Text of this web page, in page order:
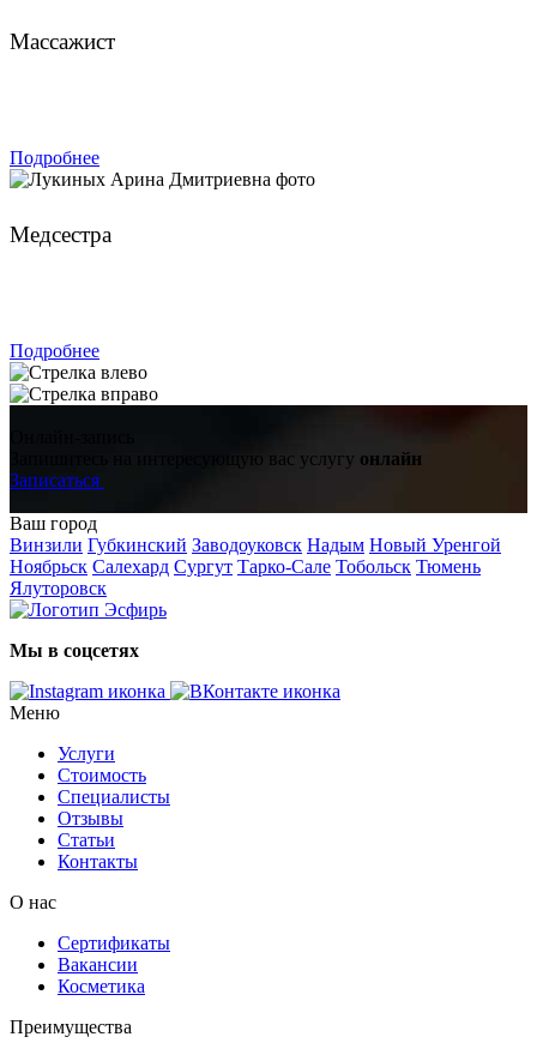
Массажист
Подробнее
Медсестра
Подробнее
Запишитесь на интересующую вас услугу онлайн
Записаться
Ваш город
Винзили Губкинский Заводоуковск Надым Новый Уренгой
Ноябрьск Салехард Сургут Тарко-Сале Тобольск Тюмень
Ялуторовск
Мы в соцсетях
Меню
Услуги
Стоимость
Специалисты
Отзывы
Статьи
Контакты
О нас
Сертификаты
Вакансии
Косметика
Преимущества